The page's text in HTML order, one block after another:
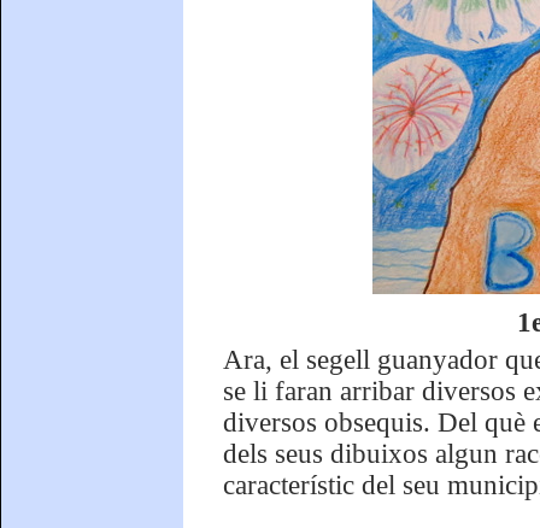
Ara, el segell guanyador
se li faran arribar diversos
diversos obsequis. Del què
dels seus dibuixos algun
característic del seu